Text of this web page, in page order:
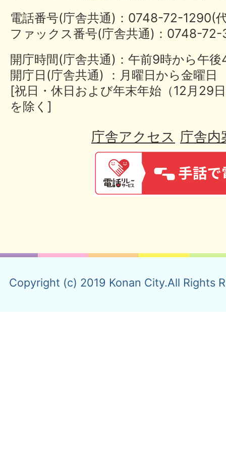
電話番号(庁舎共通)：0748-72-
ファックス番号(庁舎共通)：0748-
開庁時間(庁舎共通)：午前9時から午
開庁日(庁舎共通) ：月曜日から金曜日
[祝日・休日および年末年始（12月29
を除く]
庁舎アクセス 庁舎内
Copyright (c) 2019 Konan City.All Rights